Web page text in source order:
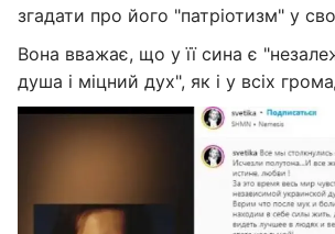
згадати про його "патріотизм" у
Вона вважає, що у її сина є
душа і міцний дух", як і у всіх